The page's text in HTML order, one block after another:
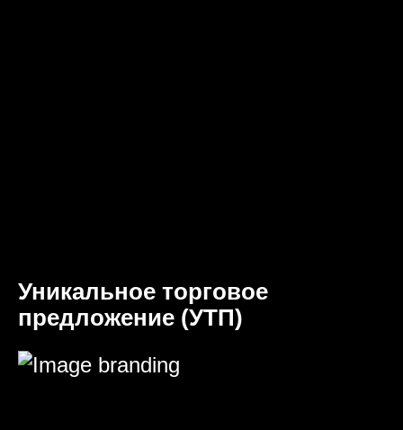
Уникальное торговое
предложение (УТП)